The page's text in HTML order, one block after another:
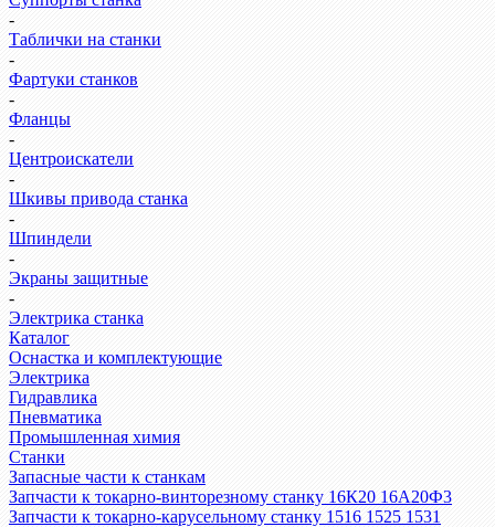
-
Таблички на станки
-
Фартуки станков
-
Фланцы
-
Центроискатели
-
Шкивы привода станка
-
Шпиндели
-
Экраны защитные
-
Электрика станка
Каталог
Оснастка и комплектующие
Электрика
Гидравлика
Пневматика
Промышленная химия
Станки
Запасные части к станкам
Запчасти к токарно-винторезному станку 16К20 16А20Ф3
Запчасти к токарно-карусельному станку 1516 1525 1531